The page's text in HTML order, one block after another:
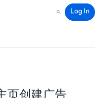
Search
Log In
页创建广告